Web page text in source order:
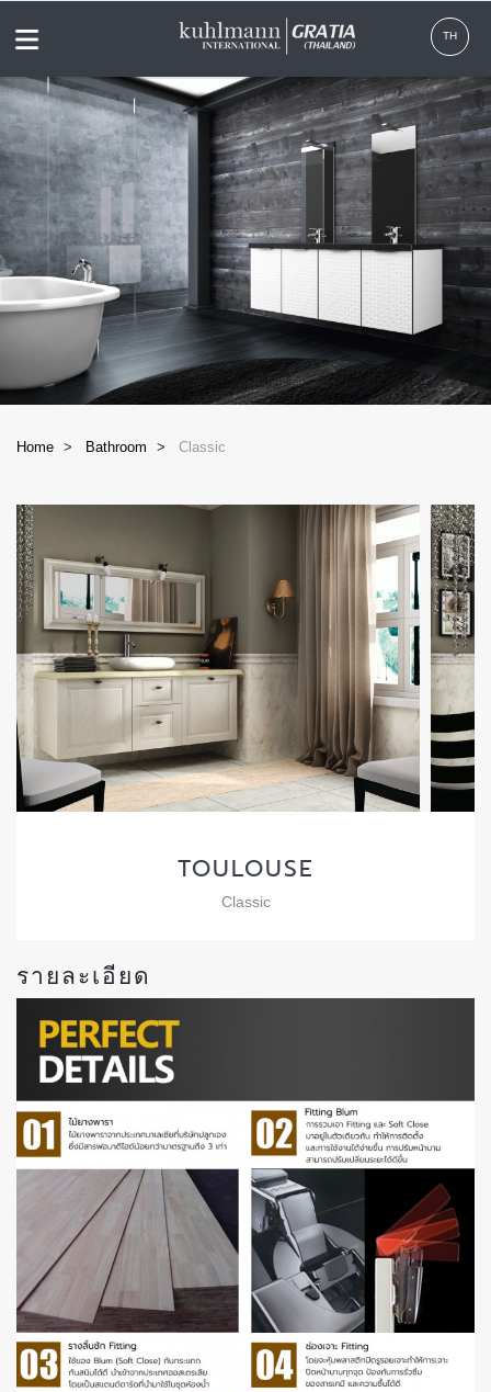
TH
Home Bathroom Classic
TOULOUSE
Classic
รายละเอียด